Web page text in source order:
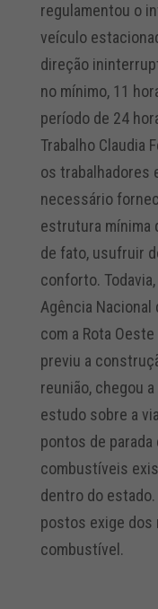
regulamentou o
veículo
direção
no mínimo, 11
período de 24
Trabalho Claudia
os trabalhadores
necessário
estrutura mínima
de fato, usufruir
conforto.
Agência Nacional
com a Rota
previu a
reunião, chegou
estudo sobre a
pontos de
combustíveis
dentro do
postos exige dos
combustível.